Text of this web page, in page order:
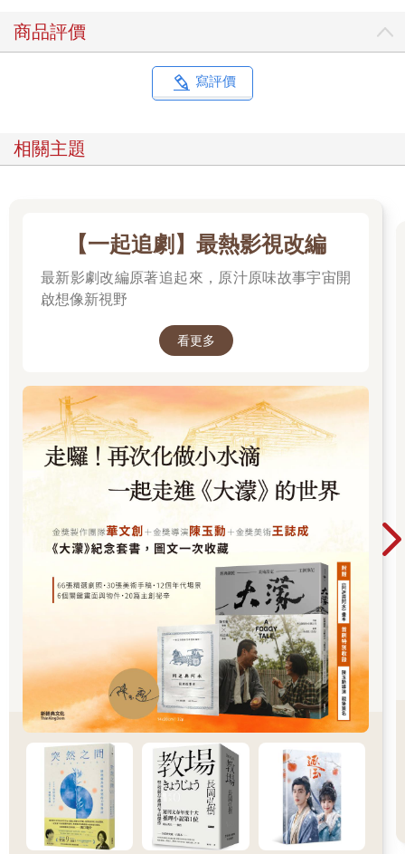
土芒果嗎？」
「啊，嗯，喜歡。」
「那一盤羊羹，是要送去給知衣姐的嗎？」家家開球，說：
小鳳學姐接球，「這個不用你代勞了。」
「不不不，一點都沒有『勞』──」
是一〇一室的知衣學姐。
腳步聲踏進餐廳，知衣學姐的眼睛沒對上乃云。
不，應該說，沒對上小鳳學姐以外的任何人。
「腦子快燒乾了，我想吃點甜的。」
「是乃云帶回來的伴手禮。」
知衣學姐還是沒看人。端起羊羹走出去三步，再走回來。
「謝謝乃云，我剛才有道謝嗎？」
小鳳學姐笑起來說：「有。你太累了。」
知衣學姐按了一下太陽穴。
「可以幫我沖杯咖啡嗎？」
「等一下送去你房間。」
知衣學姐走出廚房。
飄浮的腳步聲又在外頭走廊停住。
「小鳳，我有道謝嗎？」
「沒有。」
走廊上響動的腳步聲又慢又輕，逐漸遠去。
小鳳學姐側耳聆聽，餐桌上就沒人說話。腳步聲折過一個緣
廊轉角停住，木頭紗門的老彈簧咿呀一聲，接著是障子門［注2］
在軌道上拉開、再拉回的細小聲音，合併木頭紗門咿呀地彈回，
輕輕碰在障子門框上喀地一聲。
小鳳學姐微微一笑，起身越過隔間，踩沓脫石［注3］下去套
了夾腳木屐。
那裡是不典型的「土間」，水泥鋪成地面，整棟屋子唯一可
以開火的廚房就在那裡。日式建築都是木構，只有土間接地。避
免爐灶起火，傳統廚房通常都是土間，但當代愈來愈少見了。乃
云留意過設計，原本的土間已經填平成為餐廳空間的一部分，如
商品評價
寫評價
相關主題
【一起追劇】最熱影視改編
最新影劇改編原著追起來，原汁原味故事宇宙開
啟想像新視野
看更多